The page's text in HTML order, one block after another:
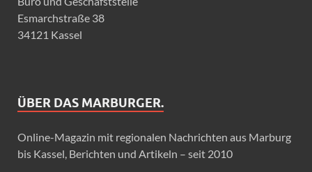
Esmarchstraße 38
34121 Kassel
ÜBER DAS MARBURGER.
Online-Magazin mit regionalen Nachrichten aus Marburg
bis Kassel, Berichten und Artikeln – seit 2010